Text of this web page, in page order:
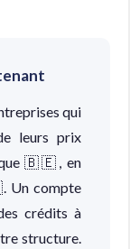
qui
leurs prix
🇧🇪, en
Un compte
crédits à
structure.